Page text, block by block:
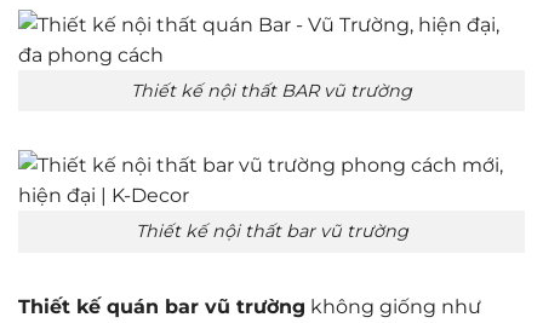
Thiết kế nội thất BAR vũ trường
Thiết kế nội thất bar vũ trường
Thiết kế quán bar vũ trường không giống như